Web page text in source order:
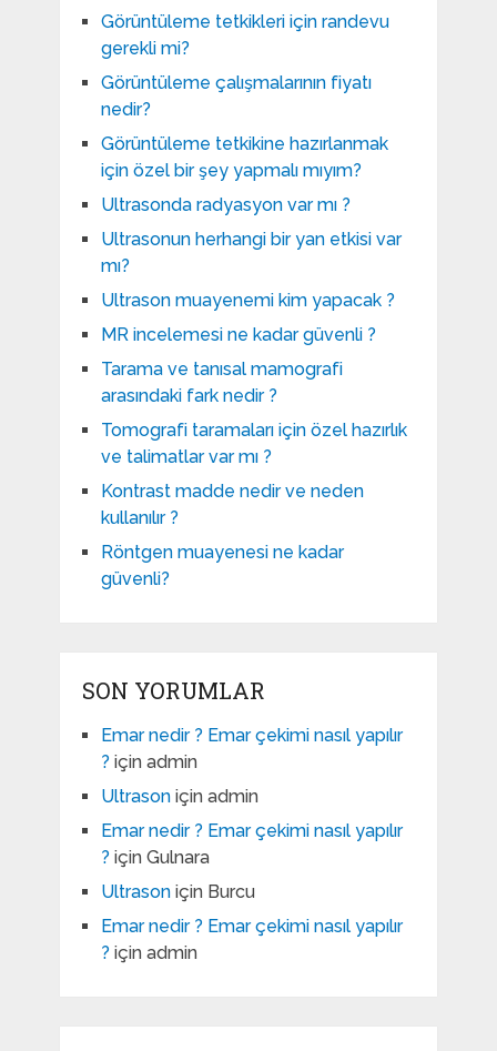
Görüntüleme tetkikleri için randevu
gerekli mi?
Görüntüleme çalışmalarının fiyatı
nedir?
Görüntüleme tetkikine hazırlanmak
için özel bir şey yapmalı mıyım?
Ultrasonda radyasyon var mı ?
Ultrasonun herhangi bir yan etkisi var
mı?
Ultrason muayenemi kim yapacak ?
MR incelemesi ne kadar güvenli ?
Tarama ve tanısal mamografi
arasındaki fark nedir ?
Tomografi taramaları için özel hazırlık
ve talimatlar var mı ?
Kontrast madde nedir ve neden
kullanılır ?
Röntgen muayenesi ne kadar
güvenli?
SON YORUMLAR
Emar nedir ? Emar çekimi nasıl yapılır
? için admin
Ultrasoniçin admin
Emar nedir ? Emar çekimi nasıl yapılır
? için Gulnara
Ultrasoniçin Burcu
Emar nedir ? Emar çekimi nasıl yapılır
? için admin